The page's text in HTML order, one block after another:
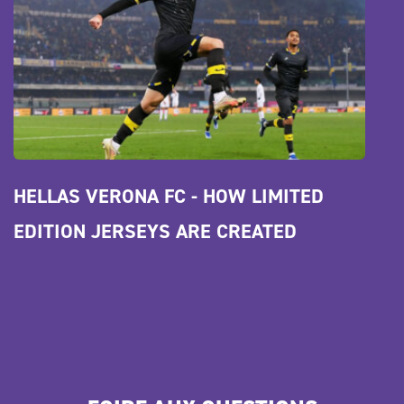
HELLAS VERONA FC - HOW LIMITED
EDITION JERSEYS ARE CREATED